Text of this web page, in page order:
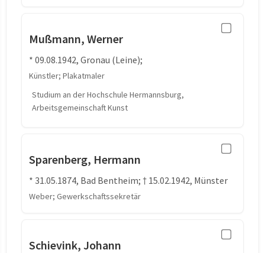
Mußmann, Werner
* 09.08.1942, Gronau (Leine);
Künstler; Plakatmaler
Studium an der Hochschule Hermannsburg,
Arbeitsgemeinschaft Kunst
Sparenberg, Hermann
* 31.05.1874, Bad Bentheim; † 15.02.1942, Münster
Weber; Gewerkschaftssekretär
Schievink, Johann